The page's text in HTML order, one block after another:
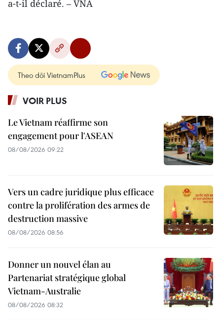
a-t-il déclaré. – VNA
Theo dõi VietnamPlus
VOIR PLUS
Le Vietnam réaffirme son
engagement pour l'ASEAN
08/08/2026 09:22
Vers un cadre juridique plus efficace
contre la prolifération des armes de
destruction massive
08/08/2026 08:56
Donner un nouvel élan au
Partenariat stratégique global
Vietnam-Australie
08/08/2026 08:32